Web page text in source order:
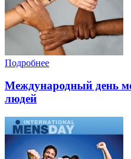
Подробнее
Международный день
людей